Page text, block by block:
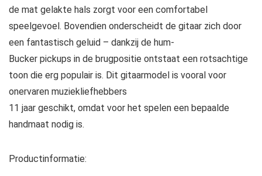
de mat gelakte hals zorgt voor een comfortabel
speelgevoel. Bovendien onderscheidt de gitaar zich door
een fantastisch geluid – dankzij de hum-
Bucker pickups in de brugpositie ontstaat een rotsachtige
toon die erg populair is. Dit gitaarmodel is vooral voor
onervaren muziekliefhebbers
11 jaar geschikt, omdat voor het spelen een bepaalde
handmaat nodig is.
Productinformatie: